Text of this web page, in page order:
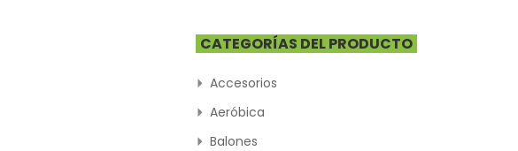
CATEGORÍAS DEL PRODUCTO
Accesorios
Aeróbica
Balones